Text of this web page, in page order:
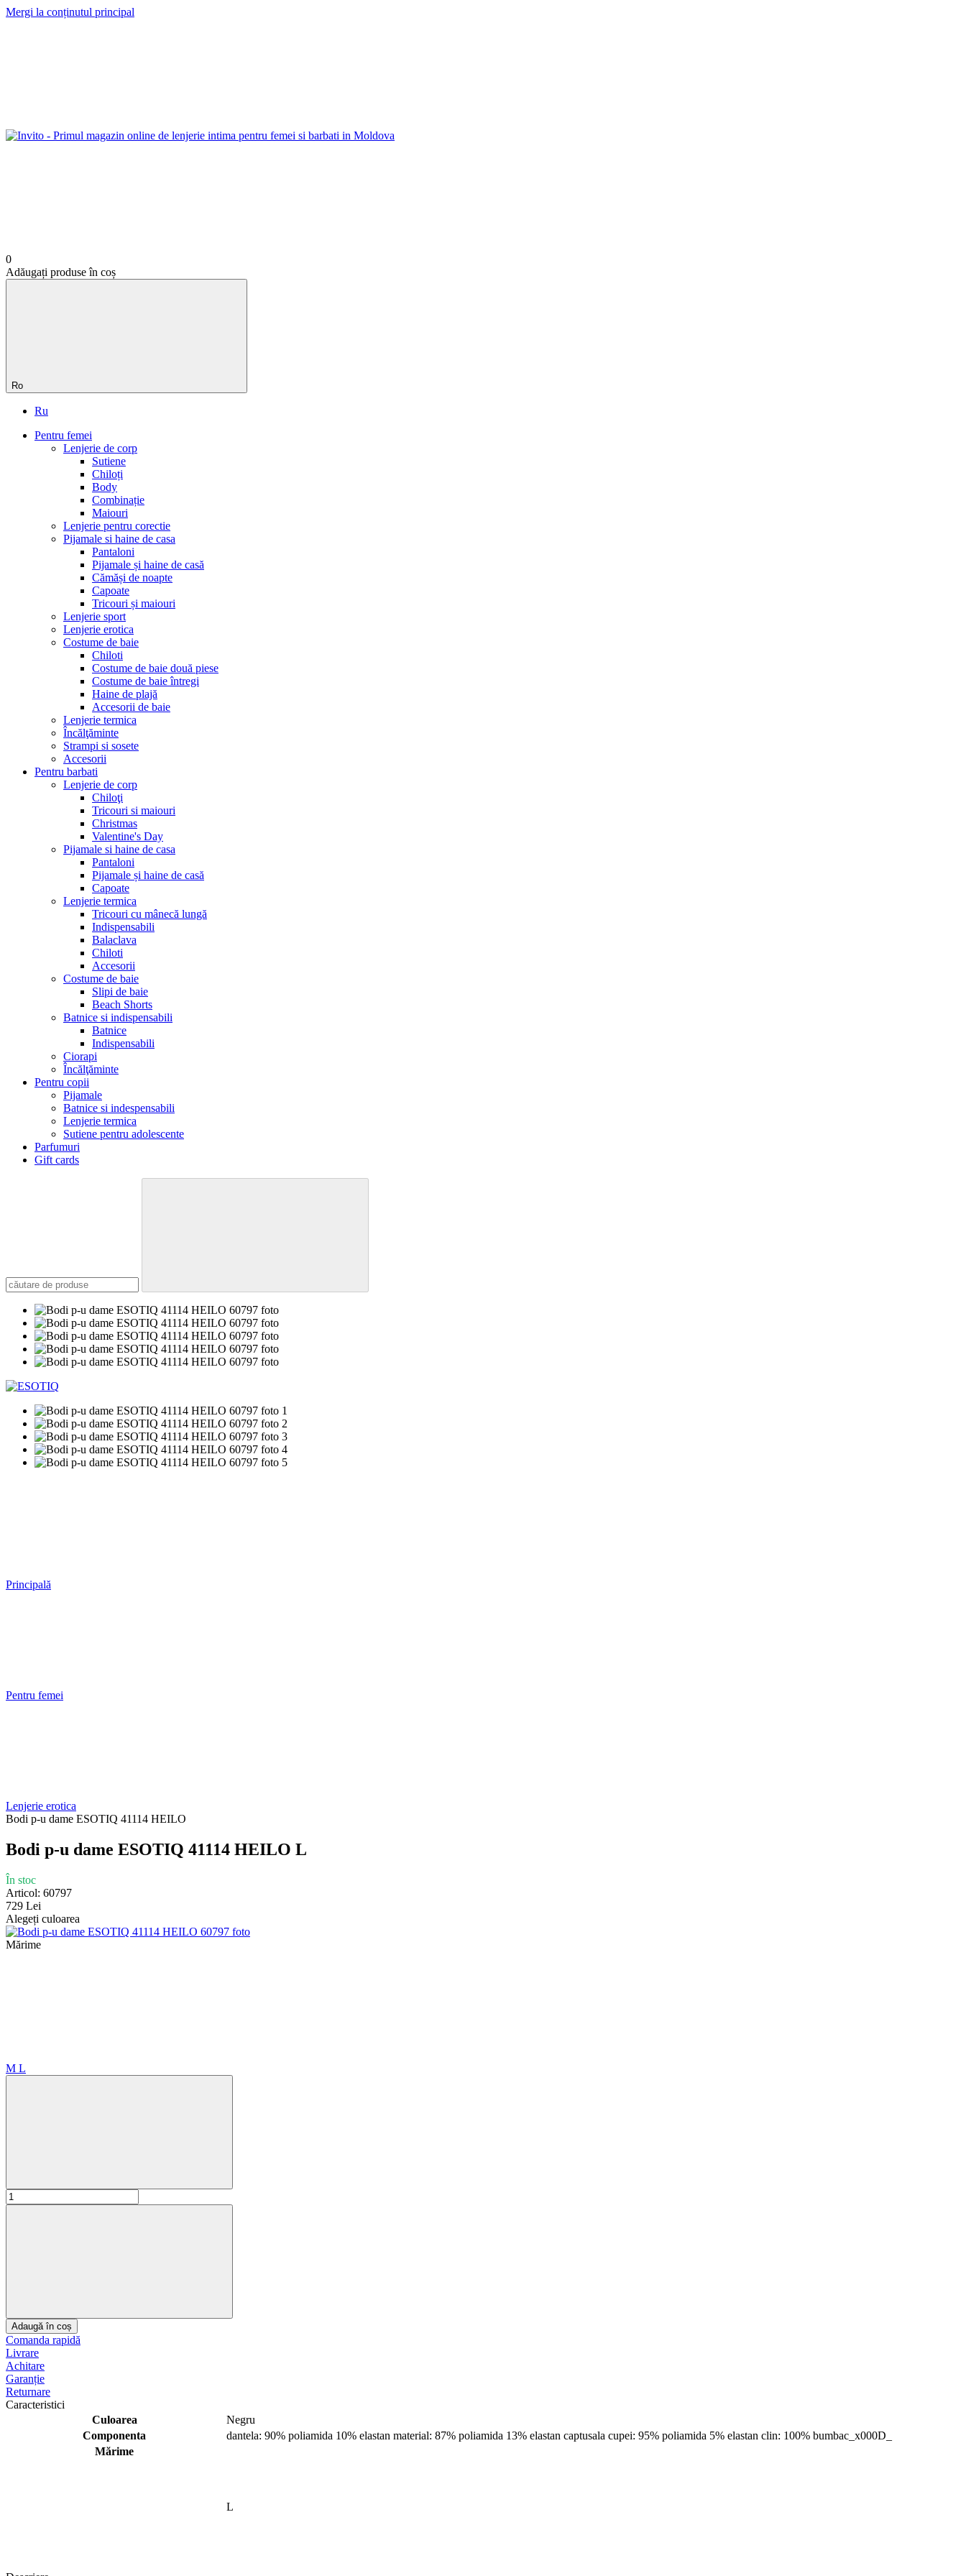
Mergi la conținutul principal
0
Adăugați produse în coș
Ro
Ru
Pentru femei
Lenjerie de corp
Sutiene
Chiloți
Body
Сombinație
Maiouri
Lenjerie pentru corectie
Pijamale si haine de casa
Pantaloni
Pijamale și haine de casă
Cămăși de noapte
Capoate
Tricouri și maiouri
Lenjerie sport
Lenjerie erotica
Costume de baie
Chiloti
Costume de baie două piese
Costume de baie întregi
Haine de plajă
Accesorii de baie
Lenjerie termica
Încălţăminte
Strampi si sosete
Accesorii
Pentru barbati
Lenjerie de corp
Chiloţi
Tricouri si maiouri
Christmas
Valentine's Day
Pijamale si haine de casa
Pantaloni
Pijamale și haine de casă
Capoate
Lenjerie termica
Tricouri cu mânecă lungă
Indispensabili
Balaclava
Chiloti
Accesorii
Costume de baie
Slipi de baie
Beach Shorts
Batnice si indispensabili
Batnice
Indispensabili
Ciorapi
Încălţăminte
Pentru copii
Pijamale
Batnice si indespensabili
Lenjerie termica
Sutiene pentru adolescente
Parfumuri
Gift cards
Principală
Pentru femei
Lenjerie erotica
Bodi p-u dame ESOTIQ 41114 HEILO
Bodi p-u dame ESOTIQ 41114 HEILO L
În stoc
Articol: 60797
729 Lei
Alegeți culoarea
Mărime
M L
Adaugă în coș
Comanda rapidă
Livrare
Achitare
Garanție
Returnare
Caracteristici
Culoarea
Negru
Componenta
dantela: 90% poliamida 10% elastan material: 87% poliamida 13% elastan captusala cupei: 95% poliamida 5% elastan clin: 100% bumbac_x000D_
Mărime
L